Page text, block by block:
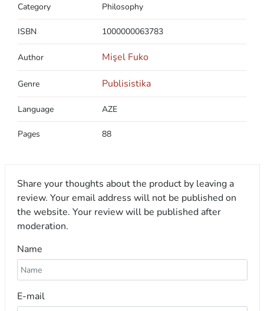
Category Philosophy
ISBN 1000000063783
Author Mişel Fuko
Genre Publisistika
Language AZE
Pages 88
Share your thoughts about the product by leaving a
review. Your email address will not be published on
the website. Your review will be published after
moderation.
Name
E-mail